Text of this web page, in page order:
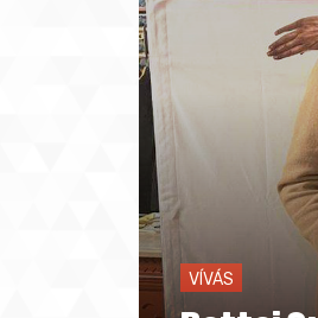
VÍVÁS